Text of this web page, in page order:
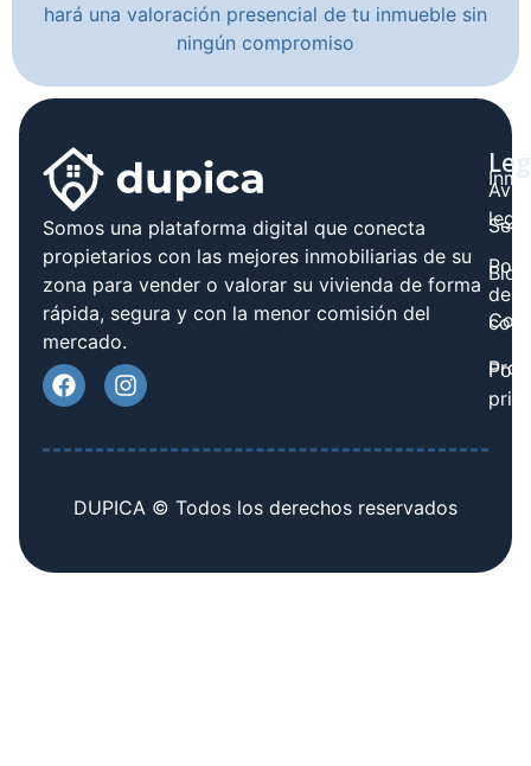
hará una valoración presencial de tu inmueble sin
ningún compromiso
Somos una plataforma digital que conecta
propietarios con las mejores inmobiliarias de su
zona para vender o valorar su vivienda de forma
rápida, segura y con la menor comisión del
mercado.
Blog
legal
de
DUPICA © Todos los derechos reservados